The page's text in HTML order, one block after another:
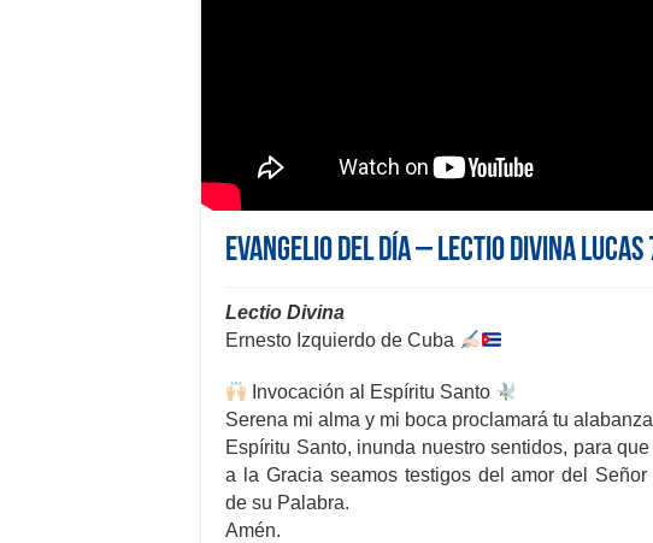
Evangelio del día – Lectio Divina Lucas
Lectio Divina
Ernesto Izquierdo de Cuba
Invocación al Espíritu Santo
Serena mi alma y mi boca proclamará tu
Espíritu Santo, inunda nuestro sentidos, para
a la Gracia seamos testigos del amor del Señor
de su Palabra.
Amén.